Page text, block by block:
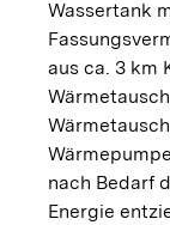
Wassertank
aus ca. 3 km
nach Bedarf
Energie